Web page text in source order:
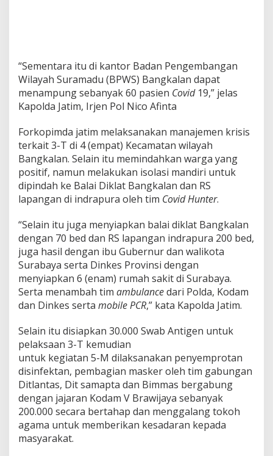
j
a
y
a
,
a
k
n
a
k
n
M
a
n
a
j
e
m
e
K
r
s
i
s
“Sementara itu di kantor Badan Pengembangan
Wilayah Suramadu (BPWS) Bangkalan dapat
menampung sebanyak 60 pasien Covid19,” jelas
Kapolda Jatim, Irjen Pol Nico Afinta
Forkopimda jatim melaksanakan manajemen krisis
terkait 3-T di 4 (empat) Kecamatan wilayah
Bangkalan. Selain itu memindahkan warga yang
positif, namun melakukan isolasi mandiri untuk
dipindah ke Balai Diklat Bangkalan dan RS
lapangan di indrapura oleh tim Covid Hunter.
“Selain itu juga menyiapkan balai diklat Bangkalan
dengan 70 bed dan RS lapangan indrapura 200 bed,
juga hasil dengan ibu Gubernur dan walikota
Surabaya serta Dinkes Provinsi dengan
menyiapkan 6 (enam) rumah sakit di Surabaya.
Serta menambah tim ambulancedari Polda, Kodam
dan Dinkes serta mobilePCR,” kata Kapolda Jatim.
Selain itu disiapkan 30.000 Swab Antigen untuk
pelaksaan 3-T kemudian
untuk kegiatan 5-M dilaksanakan penyemprotan
disinfektan, pembagian masker oleh tim gabungan
Ditlantas, Dit samapta dan Bimmas bergabung
dengan jajaran Kodam V Brawijaya sebanyak
200.000 secara bertahap dan menggalang tokoh
agama untuk memberikan kesadaran kepada
masyarakat.